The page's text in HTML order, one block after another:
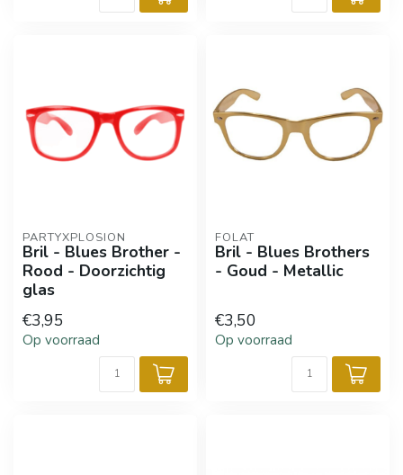
PARTYXPLOSION
Bril - Blues Brother -
Rood - Doorzichtig
glas
€3,95
Op voorraad
FOLAT
Bril - Blues Brothers
- Goud - Metallic
€3,50
Op voorraad